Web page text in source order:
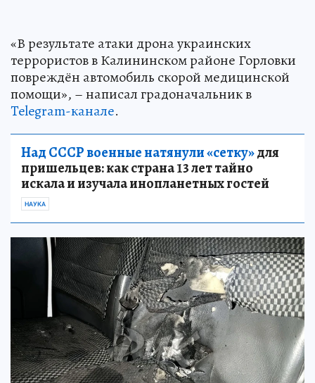
«В результате атаки дрона украинских
террористов в Калининском районе Горловки
повреждён автомобиль скорой медицинской
помощи», – написал градоначальник в
Telegram-канале.
Над СССР военные натянули «сетку»для
пришельцев: как страна 13 лет тайно
искала и изучала инопланетных гостей
НАУКА